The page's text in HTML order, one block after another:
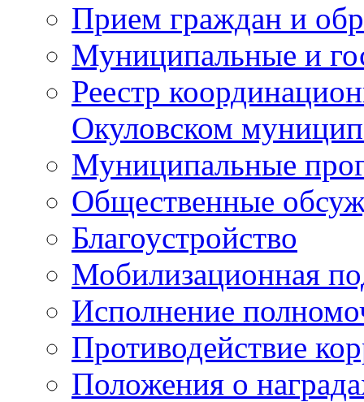
Прием граждан и
Муниципальные и
Реестр
Окуловском
Муниципальные
Общественные
Благоустройство
Мобилизационная
Исполнение
Противодействие
Положения о